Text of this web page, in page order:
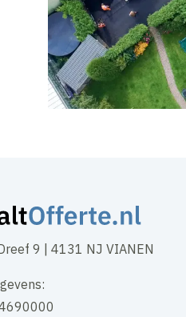
9 | 4131 NJ VIANEN